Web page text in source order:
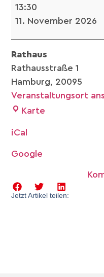
13:30
11. November 2026
Rathaus
Rathausstraße 1
Hamburg, 20095
Veranstaltungsort
Karte
iCal
Google
Jetzt Artikel teilen: